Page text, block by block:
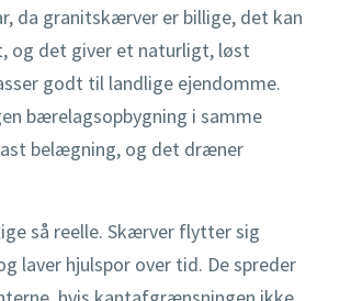
da granitskærver er billige, det kan
og det giver et naturligt, løst
godt til landlige ejendomme.
bærelagsopbygning i samme
belægning, og det dræner
så reelle. Skærver flytter sig
laver hjulspor over tid. De spreder